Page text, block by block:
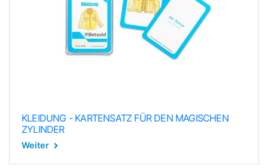
KLEIDUNG - KARTENSATZ FÜR DEN MAGISCHEN
ZYLINDER
Weiter